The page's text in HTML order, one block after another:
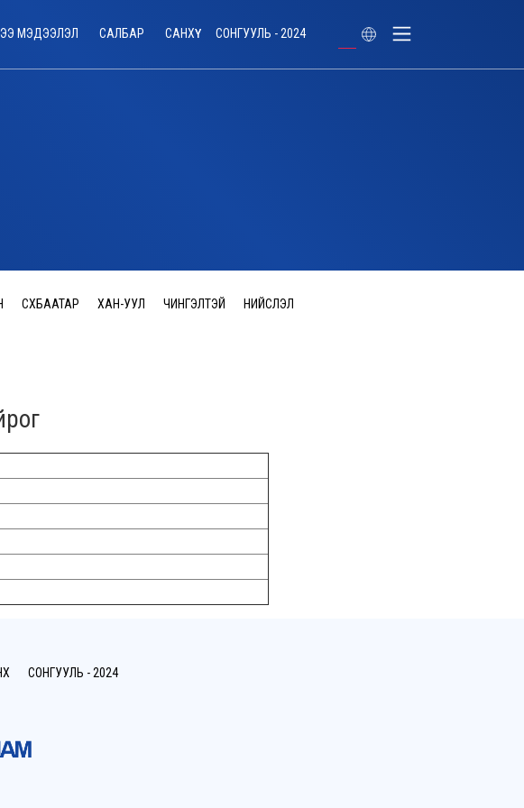
МЭДЭЭЛЭЛ САЛБАР САНХҮҮ СОНГУУЛЬ - 2024
СҮХБААТАР ХАН-УУЛ ЧИНГЭЛТЭЙ НИЙСЛЭЛ
СОНГУУЛЬ - 2024